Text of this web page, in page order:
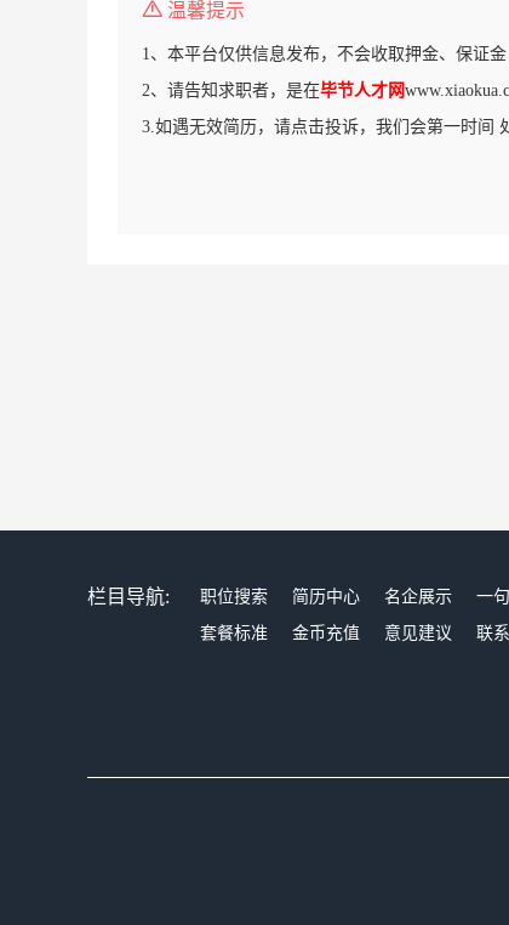
温馨提示
1、本平台仅供信息发布，不会收取押金、保证金
2、请告知求职者，是在毕节人才网
3.如遇无效简历，请点击投诉，我们会第一时间
栏目导航: 职位搜索 简历中心 名企展示 一
套餐标准
金币充值 意见建议 联